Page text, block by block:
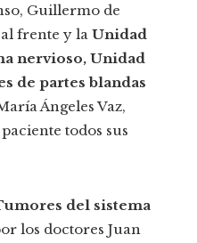
Guillermo de
frente y la Unidad
nervioso, Unidad
de partes blandas
Ángeles Vaz,
todos sus
del sistema
los doctores Juan